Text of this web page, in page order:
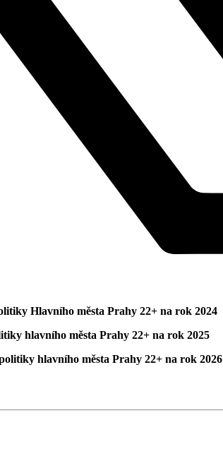
Hlavního města Prahy 22+ na rok 2024
hlavního města Prahy 22+ na rok 2025
hlavního města Prahy 22+ na rok 2026